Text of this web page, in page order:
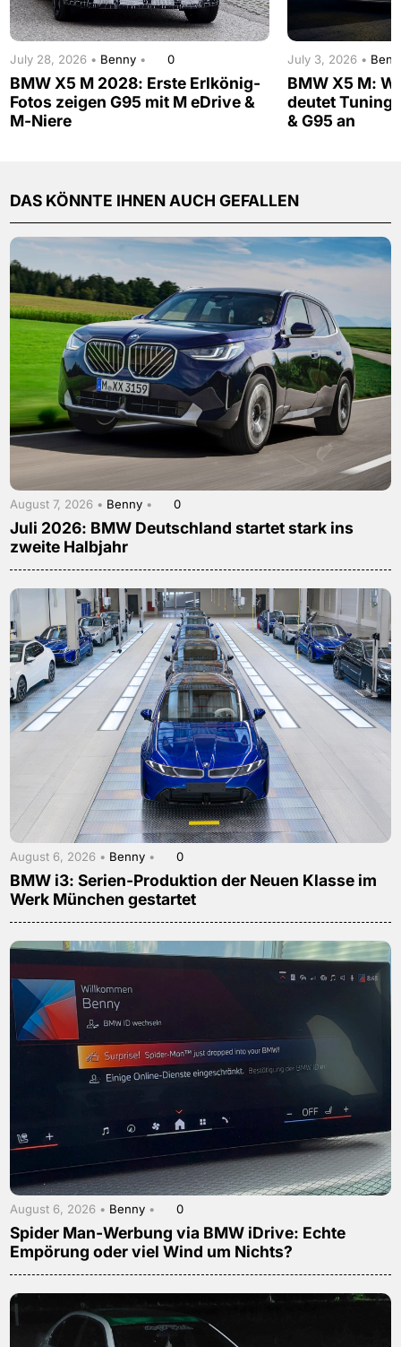
July 28, 2026 • Benny • 0
BMW X5 M 2028: Erste Erlkönig-
Fotos zeigen G95 mit M eDrive &
M-Niere
July 3, 2026 •
BMW X5 M:
deutet
& G95 an
DAS KÖNNTE IHNEN AUCH GEFALLEN
August 7, 2026 • Benny • 0
Juli 2026: BMW Deutschland startet stark ins
zweite Halbjahr
August 6, 2026 • Benny • 0
BMW i3: Serien-Produktion der Neuen Klasse im
Werk München gestartet
August 6, 2026 • Benny • 0
Spider Man-Werbung via BMW iDrive: Echte
Empörung oder viel Wind um Nichts?